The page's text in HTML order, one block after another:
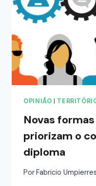
OPINIÃO
Novas
priorizam o
diploma
PorFabricio Umpierres